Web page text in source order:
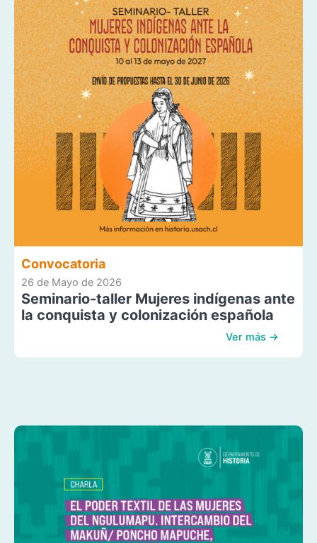
Convocatoria
26 de Mayo de 2026
Seminario-taller Mujeres indígenas ante
la conquista y colonización española
Ver más →